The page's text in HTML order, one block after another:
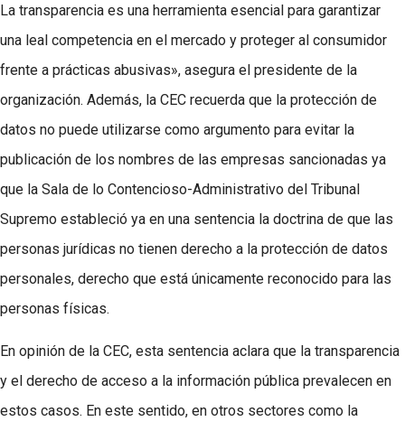
La transparencia es una herramienta esencial para garantizar
una leal competencia en el mercado y proteger al consumidor
frente a prácticas abusivas», asegura el presidente de la
organización. Además, la CEC recuerda que la protección de
datos no puede utilizarse como argumento para evitar la
publicación de los nombres de las empresas sancionadas ya
que la Sala de lo Contencioso-Administrativo del Tribunal
Supremo estableció ya en una sentencia la doctrina de que las
personas jurídicas no tienen derecho a la protección de datos
personales, derecho que está únicamente reconocido para las
personas físicas.
En opinión de la CEC, esta sentencia aclara que la transparencia
y el derecho de acceso a la información pública prevalecen en
estos casos. En este sentido, en otros sectores como la